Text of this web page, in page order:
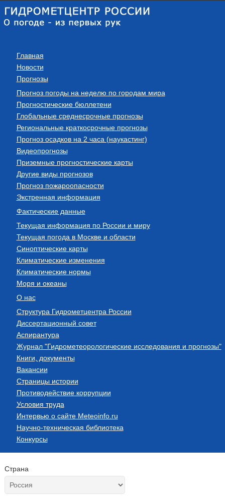
Главная
Новости
Прогнозы
Прогноз погоды на неделю по городам мира
Прогностические бюллетени
Глобальные среднесрочные прогнозы
Региональные краткосрочные прогнозы
Прогноз осадков на 2 часа (наукастинг)
Видеопрогнозы
Приземные прогностические карты
Другие виды прогнозов
Прогноз пожароопасности
Экстренная информация
Фактические данные
Текущая информация по России и миру
Текущая погода в Москве и области
Синоптические карты
Климатические изменения
Климатические нормы
Моря и океаны
О нас
Структура Гидрометцентра России
Диссертационный совет
Аспирантура
Журнал "Гидрометеорологические исследования и прогнозы"
Книги, документы
Вакансии
Страницы истории
Противодействие коррупции
Условия труда
Интервью о сайте Meteoinfo.ru
Научно-техническая библиотека
Конкурсы
Страна